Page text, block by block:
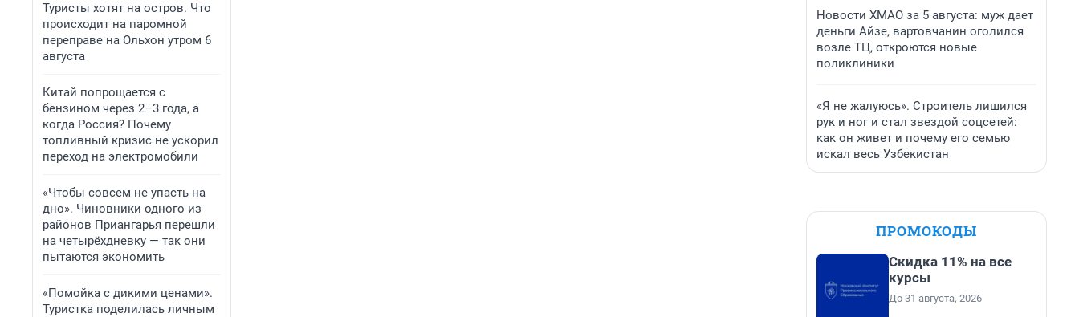
Туристы хотят на остров. Что
происходит на паромной
переправе на Ольхон утром 6
августа
Китай попрощается с
бензином через 2–3 года, а
когда Россия? Почему
топливный кризис не ускорил
переход на электромобили
«Чтобы совсем не упасть на
дно». Чиновники одного из
районов Приангарья перешли
на четырёхдневку — так они
пытаются экономить
«Помойка с дикими ценами».
Туристка поделилась личным
Новости ХМАО за 5 августа: муж дает
деньги Айзе, вартовчанин оголился
возле ТЦ, откроются новые
поликлиники
«Я не жалуюсь». Строитель лишился
рук и ног и стал звездой соцсетей:
как он живет и почему его семью
искал весь Узбекистан
ПРОМОКОДЫ
Скидка 11% на все
курсы
До 31 августа, 2026